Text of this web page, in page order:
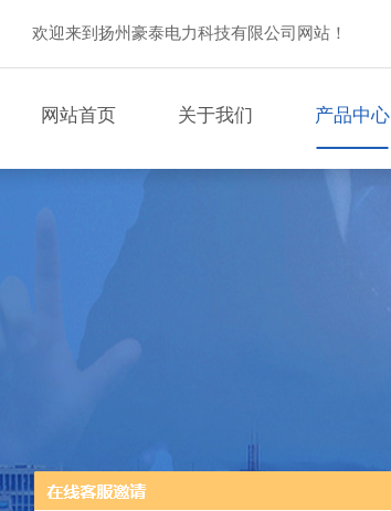
欢迎来到扬州豪泰电力科技有限公司网站！
网站首页 关于我们 产品中心